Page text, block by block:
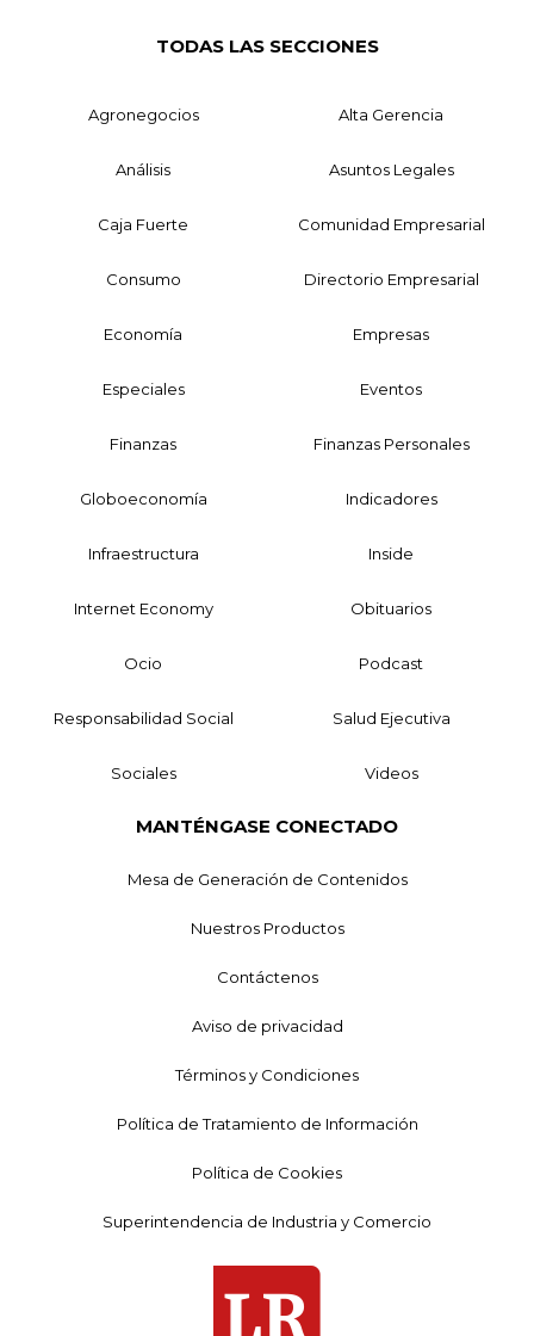
TODAS LAS SECCIONES
Agronegocios Alta Gerencia
Análisis Asuntos Legales
Caja Fuerte Comunidad Empresarial
Consumo Directorio Empresarial
Economía Empresas
Especiales Eventos
Finanzas Finanzas Personales
Globoeconomía Indicadores
Infraestructura Inside
Internet Economy Obituarios
Ocio Podcast
Responsabilidad Social Salud Ejecutiva
Sociales Videos
MANTÉNGASE CONECTADO
Mesa de Generación de Contenidos
Nuestros Productos
Contáctenos
Aviso de privacidad
Términos y Condiciones
Política de Tratamiento de Información
Política de Cookies
Superintendencia de Industria y Comercio